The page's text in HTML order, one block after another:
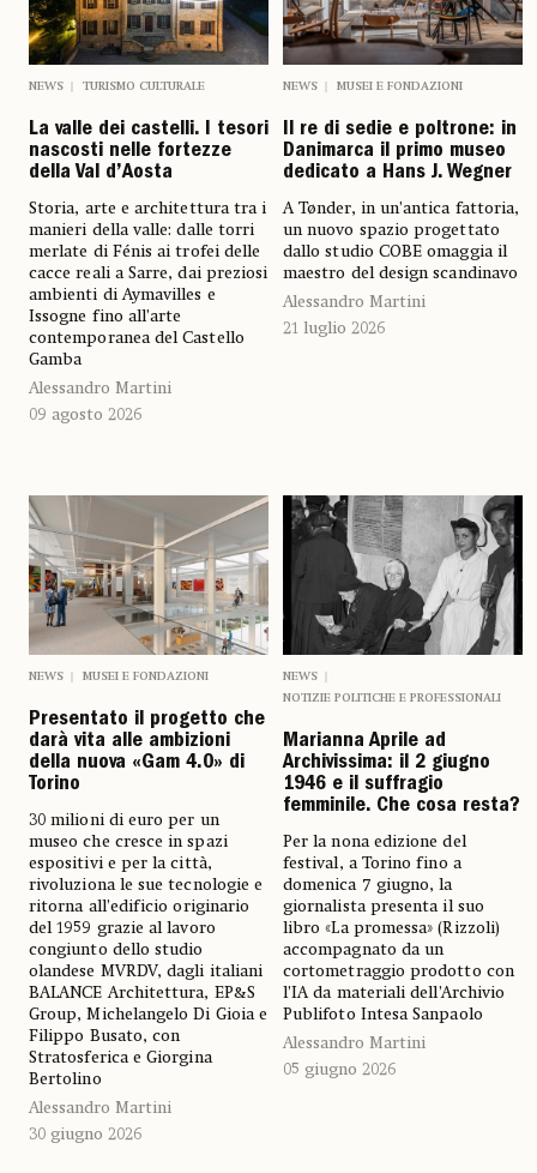
NEWS TURISMO CULTURALE
La valle dei castelli. I tesori
nascosti nelle fortezze
della Val d’Aosta
Storia, arte e architettura tra i
manieri della valle: dalle torri
merlate di Fénis ai trofei delle
cacce reali a Sarre, dai preziosi
ambienti di Aymavilles e
Issogne fino all’arte
contemporanea del Castello
Gamba
Alessandro Martini
09 agosto 2026
NEWS MUSEI E FONDAZIONI
Il re di sedie e poltrone: in
Danimarca il primo museo
dedicato a Hans J. Wegner
A Tønder, in un’antica fattoria,
un nuovo spazio progettato
dallo studio COBE omaggia il
maestro del design scandinavo
Alessandro Martini
21 luglio 2026
NEWS MUSEI E FONDAZIONI
Presentato il progetto che
darà vita alle ambizioni
della nuova «Gam 4.0» di
Torino
30 milioni di euro per un
museo che cresce in spazi
espositivi e per la città,
rivoluziona le sue tecnologie e
ritorna all’edificio originario
del 1959 grazie al lavoro
congiunto dello studio
olandese MVRDV, dagli italiani
BALANCE Architettura, EP&S
Group, Michelangelo Di Gioia e
Filippo Busato, con
Stratosferica e Giorgina
Bertolino
Alessandro Martini
30 giugno 2026
NEWS
NOTIZIE POLITICHE E PROFESSIONALI
Marianna Aprile ad
Archivissima: il 2 giugno
1946 e il suffragio
femminile. Che cosa resta?
Per la nona edizione del
festival, a Torino fino a
domenica 7 giugno, la
giornalista presenta il suo
libro «La promessa» (Rizzoli)
accompagnato da un
cortometraggio prodotto con
l’IA da materiali dell’Archivio
Publifoto Intesa Sanpaolo
Alessandro Martini
05 giugno 2026